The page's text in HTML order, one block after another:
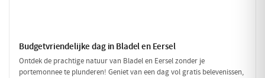
Budgetvriendelijke dag in Bladel en Eersel
Ontdek de prachtige natuur van Bladel en Eersel zonder je
portemonnee te plunderen! Geniet van een dag vol gratis belevenissen,